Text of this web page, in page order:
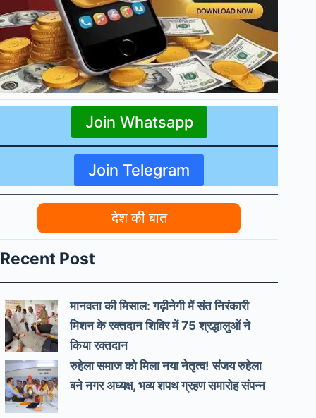
Join Whatsapp
Join Telegram
देश की बात
Recent Post
मानवता की मिसाल: गढ़ीनेगी में संत निरंकारी
मिशन के रक्तदान शिविर में 75 श्रद्धालुओं ने
किया रक्तदान
रुहेला समाज को मिला नया नेतृत्व! संजय रुहेला
बने नगर अध्यक्ष, भव्य शपथ ग्रहण समारोह संपन्न